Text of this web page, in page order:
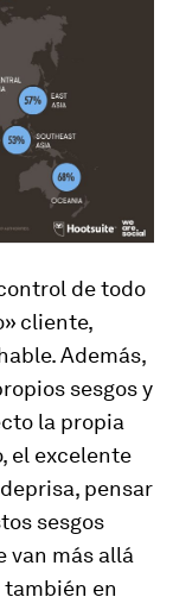
de todo
cliente,
Además,
sesgos y
la propia
el excelente
pensar
sesgos
van más allá
en